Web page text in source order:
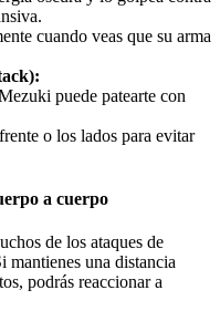
cuando veas que su arma
puede patearte con
o los lados para evitar
a cuerpo
de los ataques de
una distancia
podrás reaccionar a